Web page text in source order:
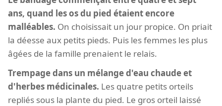
ans, quand les os du pied étaient encore
malléables. On choisissait un jour propice. On priait
la déesse aux petits pieds. Puis les femmes les plus
âgées de la famille prenaient le relais.
Trempage dans un mélange d'eau chaude et
d'herbes médicinales. Les quatre petits orteils
repliés sous la plante du pied. Le gros orteil laissé